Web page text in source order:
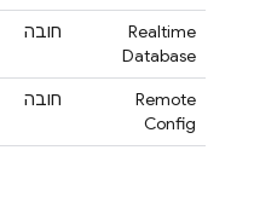
Realtime
Database
חובה
Remote
Config
חובה